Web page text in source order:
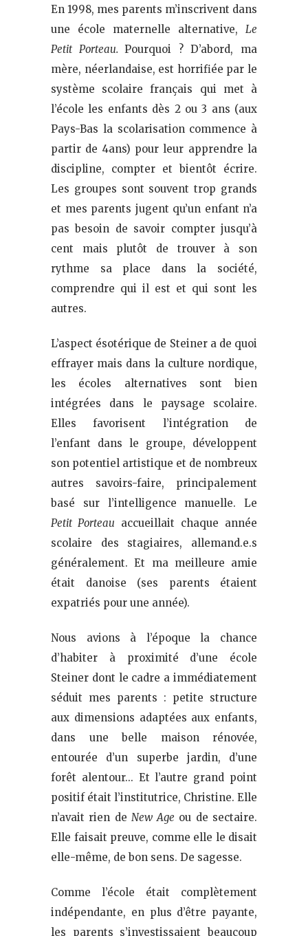
En 1998, mes parents m’inscrivent dans
une école maternelle alternative, Le
Petit Porteau.Pourquoi ? D’abord, ma
mère, néerlandaise, est horrifiée par le
système scolaire français qui met à
l’école les enfants dès 2 ou 3 ans (aux
Pays-Bas la scolarisation commence à
partir de 4ans) pour leur apprendre la
discipline, compter et bientôt écrire.
Les groupes sont souvent trop grands
et mes parents jugent qu’un enfant n’a
pas besoin de savoir compter jusqu’à
cent mais plutôt de trouver à son
rythme sa place dans la société,
comprendre qui il est et qui sont les
autres.
L’aspect ésotérique de Steiner a de quoi
effrayer mais dans la culture nordique,
les écoles alternatives sont bien
intégrées dans le paysage scolaire.
Elles favorisent l’intégration de
l’enfant dans le groupe, développent
son potentiel artistique et de nombreux
autres savoirs-faire, principalement
basé sur l’intelligence manuelle. Le
Petit Porteau accueillait chaque année
scolaire des stagiaires, allemand.e.s
généralement. Et ma meilleure amie
était danoise (ses parents étaient
expatriés pour une année).
Nous avions à l’époque la chance
d’habiter à proximité d’une école
Steiner dont le cadre a immédiatement
séduit mes parents : petite structure
aux dimensions adaptées aux enfants,
dans une belle maison rénovée,
entourée d’un superbe jardin, d’une
forêt alentour… Et l’autre grand point
positif était l’institutrice, Christine. Elle
n’avait rien de New Age ou de sectaire.
Elle faisait preuve, comme elle le disait
elle-même, de bon sens. De sagesse.
Comme l’école était complètement
indépendante, en plus d’être payante,
les parents s’investissaient beaucoup